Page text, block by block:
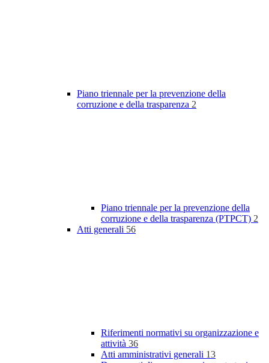
Piano triennale per la prevenzione della
corruzione e della trasparenza 2
Piano triennale per la prevenzione della
corruzione e della trasparenza (PTPCT) 2
Atti generali 56
Riferimenti normativi su organizzazione e
attività 36
Atti amministrativi generali 13